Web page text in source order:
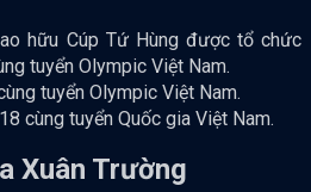
hữu Cúp Tứ Hùng được tổ chức
tuyển Olympic Việt Nam.
tuyển Olympic Việt Nam.
cùng tuyển Quốc gia Việt Nam.
Xuân Trường